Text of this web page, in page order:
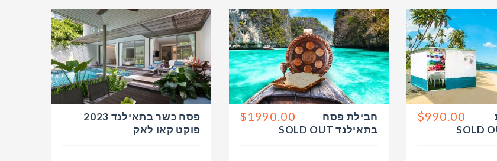
פסח כשר בתאילנד 2023
פוקט קאו לאק
$1990.00
חבילת פסח
בתאילנד SOLD OUT
$990.00